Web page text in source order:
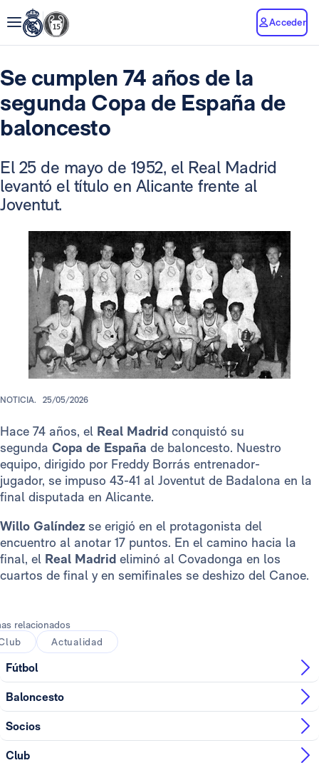
Acceder
Se cumplen 74 años de la
segunda Copa de España de
baloncesto
El 25 de mayo de 1952, el Real Madrid
levantó el título en Alicante frente al
Joventut.
NOTICIA. 25/05/2026
Hace 74 años, el Real Madrid conquistó su
segunda Copa de España de baloncesto. Nuestro
equipo, dirigido por Freddy Borrás entrenador-
jugador, se impuso 43-41 al Joventut de Badalona en la
final disputada en Alicante.
Willo Galíndez se erigió en el protagonista del
encuentro al anotar 17 puntos. En el camino hacia la
final, el Real Madrid eliminó al Covadonga en los
cuartos de final y en semifinales se deshizo del Canoe.
relacionados
Actualidad
Fútbol
Baloncesto
Socios
Club